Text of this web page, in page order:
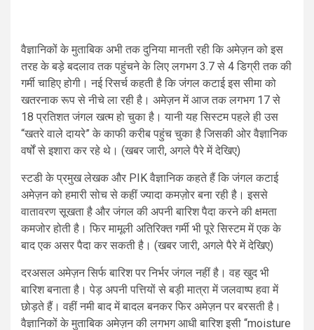
वैज्ञानिकों के मुताबिक अभी तक दुनिया मानती रही कि अमेज़न को इस
तरह के बड़े बदलाव तक पहुंचने के लिए लगभग 3.7 से 4 डिग्री तक की
गर्मी चाहिए होगी। नई रिसर्च कहती है कि जंगल कटाई इस सीमा को
खतरनाक रूप से नीचे ला रही है। अमेज़न में आज तक लगभग 17 से
18 प्रतिशत जंगल खत्म हो चुका है। यानी यह सिस्टम पहले ही उस
“खतरे वाले दायरे” के काफी करीब पहुंच चुका है जिसकी ओर वैज्ञानिक
वर्षों से इशारा कर रहे थे। (खबर जारी, अगले पैरे में देखिए)
स्टडी के प्रमुख लेखक और PIK वैज्ञानिक कहते हैं कि जंगल कटाई
अमेज़न को हमारी सोच से कहीं ज्यादा कमज़ोर बना रही है। इससे
वातावरण सूखता है और जंगल की अपनी बारिश पैदा करने की क्षमता
कमजोर होती है। फिर मामूली अतिरिक्त गर्मी भी पूरे सिस्टम में एक के
बाद एक असर पैदा कर सकती है। (खबर जारी, अगले पैरे में देखिए)
दरअसल अमेज़न सिर्फ बारिश पर निर्भर जंगल नहीं है। वह खुद भी
बारिश बनाता है। पेड़ अपनी पत्तियों से बड़ी मात्रा में जलवाष्प हवा में
छोड़ते हैं। वहीं नमी बाद में बादल बनकर फिर अमेज़न पर बरसती है।
वैज्ञानिकों के मुताबिक अमेज़न की लगभग आधी बारिश इसी “moisture